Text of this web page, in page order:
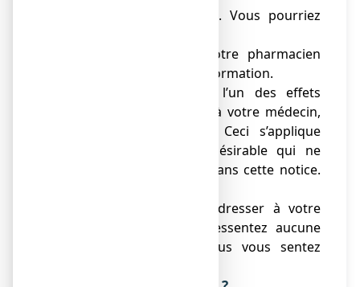
● Gardez cette notice. Vous pourriez
● Adressez-vous à votre pharmacien
pour tout conseil ou information.
● Si vous ressentez l’un des effets
indésirables, parlez-en à votre médecin,
ou votre pharmacien. Ceci s’applique
aussi à tout effet indésirable qui ne
serait pas mentionné dans cette notice.
● Vous devez vous adresser à votre
médecin si vous ne ressentez aucune
amélioration ou si vous vous sentez